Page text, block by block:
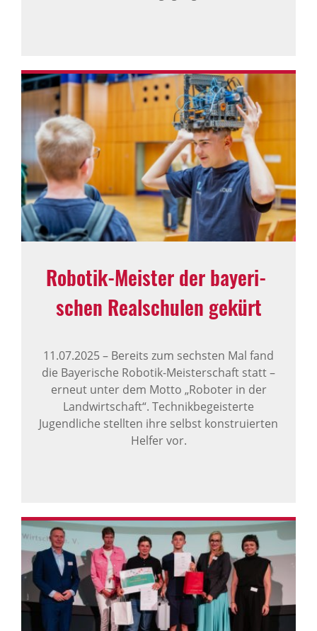
Robotik-Meister der baye­ri­
schen Real­schulen gekürt
11.07.2025– Bereits zum sechsten Mal fand
die Bayerische Robotik-Meisterschaft statt –
erneut unter dem Motto „Roboter in der
Landwirtschaft“. Technikbegeisterte
Jugendliche stellten ihre selbst konstruierten
Helfer vor.